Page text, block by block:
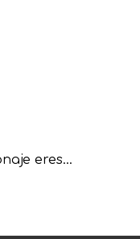
eres…